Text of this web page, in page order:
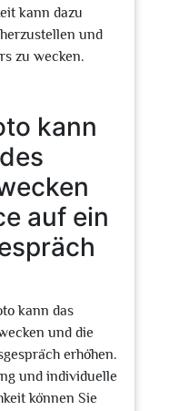
kann dazu
und
zu wecken.
kann
auf ein
kann das
und die
erhöhen.
und individuelle
können Sie